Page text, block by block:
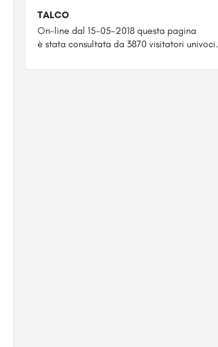
TALCO
On-line dal 15-05-2018 questa pagina
è stata consultata da 3870 visitatori univoci.